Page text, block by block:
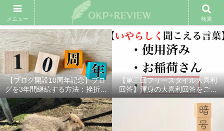
雑記ブログ プロフィール 余興動画 ベスト大喜利 スポ
【ブログ開設10周年記念】ブロ
グを3年間継続する方法：挫折し
ないための7つの秘訣
【第三回フリースタイル大喜利
回答】渾身の大喜利回答をご紹
介！
メニュー 検索